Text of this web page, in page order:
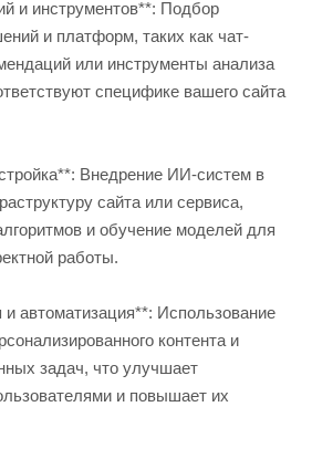
и инструментов**: Подбор
и платформ, таких как чат-
или инструменты анализа
специфике вашего сайта
Внедрение ИИ-систем в
сайта или сервиса,
и обучение моделей для
работы.
автоматизация**: Использование
контента и
задач, что улучшает
и повышает их